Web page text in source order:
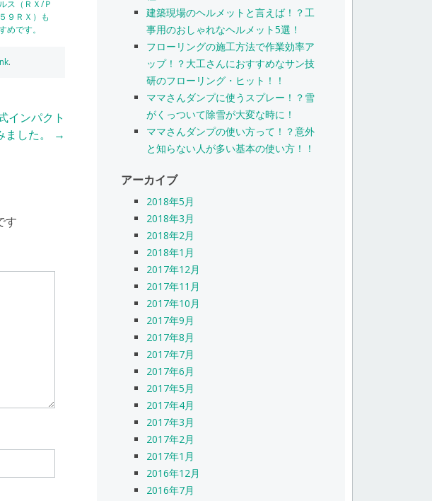
ス（ＲＸ/Ｐ
９ＲＸ）も
めです。
.
インパクト
した。
→
す
建築現場のヘルメットと言えば！？工
事用のおしゃれなヘルメット5選！
フローリングの施工方法で作業効率ア
ップ！？大工さんにおすすめなサン技
研のフローリング・ヒット！！
ママさんダンプに使うスプレー！？雪
がくっついて除雪が大変な時に！
ママさんダンプの使い方って！？意外
と知らない人が多い基本の使い方！！
アーカイブ
2018年5月
2018年3月
2018年2月
2018年1月
2017年12月
2017年11月
2017年10月
2017年9月
2017年8月
2017年7月
2017年6月
2017年5月
2017年4月
2017年3月
2017年2月
2017年1月
2016年12月
2016年7月